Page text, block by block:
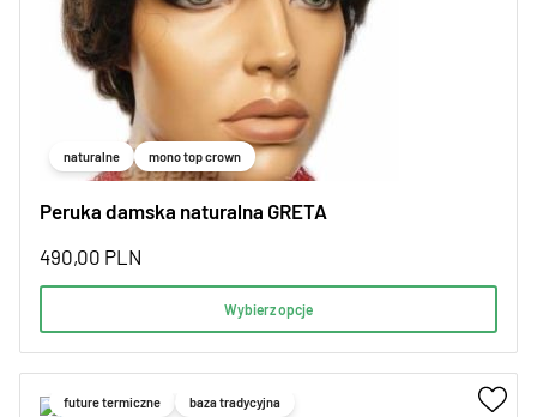
naturalne mono top crown
Peruka damska naturalna GRETA
490,00 PLN
Wybierz opcje
future termiczne baza tradycyjna